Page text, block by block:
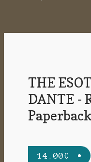
THE
DANTE -
14.00€